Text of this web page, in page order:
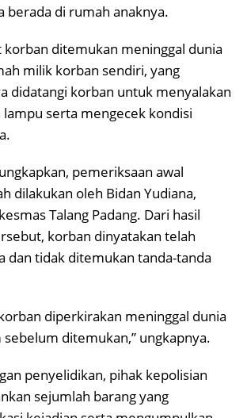
berada di rumah anaknya.
korban ditemukan meninggal dunia
milik korban sendiri, yang
didatangi korban untuk menyalakan
serta mengecek kondisi
pemeriksaan awal
dilakukan oleh Bidan Yudiana,
Talang Padang. Dari hasil
korban dinyatakan telah
dan tidak ditemukan tanda-tanda
diperkirakan meninggal dunia
ditemukan,” ungkapnya.
penyelidikan, pihak kepolisian
sejumlah barang yang